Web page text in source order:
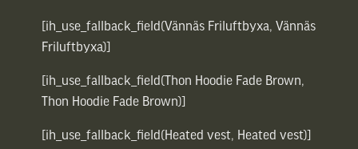
[ih_use_fallback_field(Vännäs Friluftbyxa, Vännäs
Friluftbyxa)]
[ih_use_fallback_field(Thon Hoodie Fade Brown,
Thon Hoodie Fade Brown)]
[ih_use_fallback_field(Heated vest, Heated vest)]